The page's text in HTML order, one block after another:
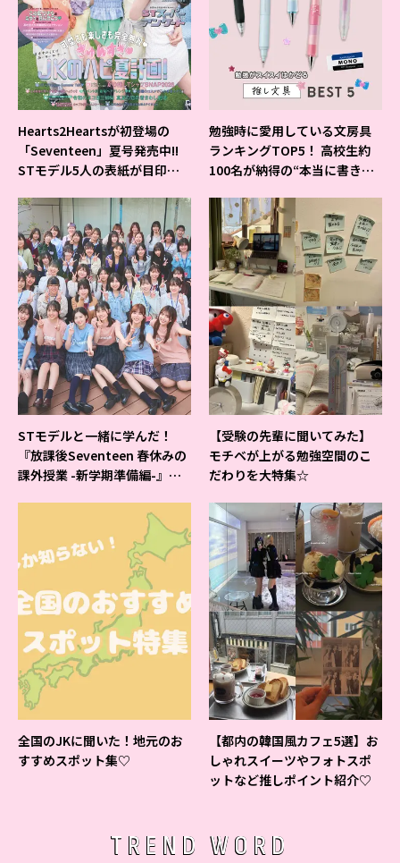
Hearts2Heartsが初登場の
「Seventeen」夏号発売中!!
STモデル5人の表紙が目印だ
勉強時に愛用している文房具
ランキングTOP5！ 高校生約
100名が納得の“本当に書きや
STモデルと一緒に学んだ！
『放課後Seventeen 春休みの
課外授業 -新学期準備編-』イ
【受験の先輩に聞いてみた】
モチベが上がる勉強空間のこ
だわりを大特集☆
全国のJKに聞いた！地元のお
すすめスポット集♡
【都内の韓国風カフェ5選】お
しゃれスイーツやフォトスポ
ットなど推しポイント紹介♡
TREND WORD